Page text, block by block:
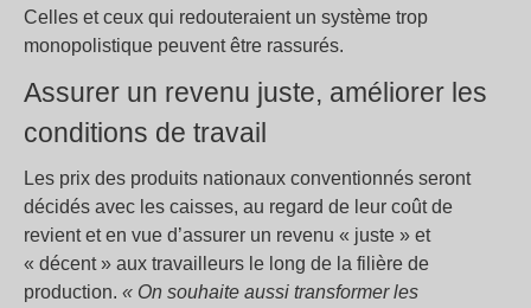
Celles et ceux qui redouteraient un système trop
monopolistique peuvent être rassurés.
Assurer un revenu juste, améliorer les
conditions de travail
Les prix des produits nationaux conventionnés seront
décidés avec les caisses, au regard de leur coût de
revient et en vue d’assurer un revenu « juste » et
« décent » aux travailleurs le long de la filière de
production. « On souhaite aussi transformer les